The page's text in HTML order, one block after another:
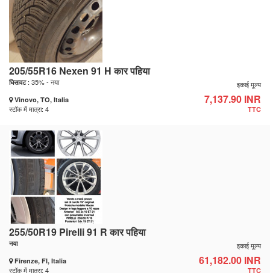
205/55R16 Nexen 91 H कार पहिया
घिसावट: 35% - नया
Vinovo, TO, Italia
स्टॉक में मात्रा: 4
इकाई मूल्य
7,137.90 INR
TTC
255/50R19 Pirelli 91 R कार पहिया
नया
Firenze, FI, Italia
स्टॉक में मात्रा: 4
इकाई मूल्य
61,182.00 INR
TTC